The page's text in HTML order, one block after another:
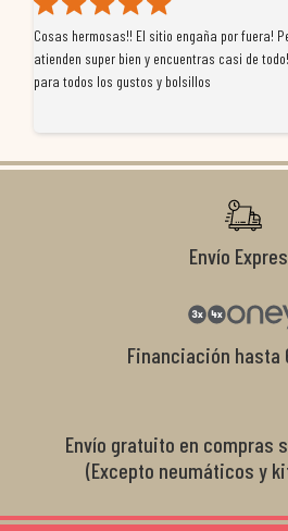
Cosas hermosas!! El sitio engaña por fuera!
atienden super bien y encuentras casi de
para todos los gustos y bolsillos
Envío
Financiación hasta
Envío gratuito en compras
(Excepto neumáticos y